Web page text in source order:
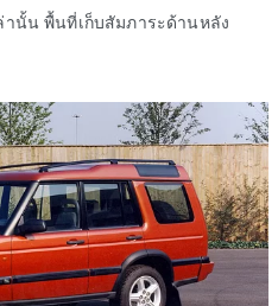
านั้น พื้นที่เก็บสัมภาระด้านหลัง